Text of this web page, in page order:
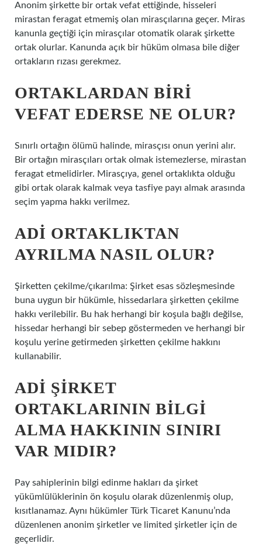
Anonim şirkette bir ortak vefat ettiğinde, hisseleri
mirastan feragat etmemiş olan mirasçılarına geçer. Miras
kanunla geçtiği için mirasçılar otomatik olarak şirkette
ortak olurlar. Kanunda açık bir hüküm olmasa bile diğer
ortakların rızası gerekmez.
ORTAKLARDAN BIRI
VEFAT EDERSE NE OLUR?
Sınırlı ortağın ölümü halinde, mirasçısı onun yerini alır.
Bir ortağın mirasçıları ortak olmak istemezlerse, mirastan
feragat etmelidirler. Mirasçıya, genel ortaklıkta olduğu
gibi ortak olarak kalmak veya tasfiye payı almak arasında
seçim yapma hakkı verilmez.
ADI ORTAKLIKTAN
AYRILMA NASIL OLUR?
Şirketten çekilme/çıkarılma: Şirket esas sözleşmesinde
buna uygun bir hükümle, hissedarlara şirketten çekilme
hakkı verilebilir. Bu hak herhangi bir koşula bağlı değilse,
hissedar herhangi bir sebep göstermeden ve herhangi bir
koşulu yerine getirmeden şirketten çekilme hakkını
kullanabilir.
ADI ŞIRKET
ORTAKLARININ BILGI
ALMA HAKKININ SINIRI
VAR MIDIR?
Pay sahiplerinin bilgi edinme hakları da şirket
yükümlülüklerinin ön koşulu olarak düzenlenmiş olup,
kısıtlanamaz. Aynı hükümler Türk Ticaret Kanunu’nda
düzenlenen anonim şirketler ve limited şirketler için de
geçerlidir.